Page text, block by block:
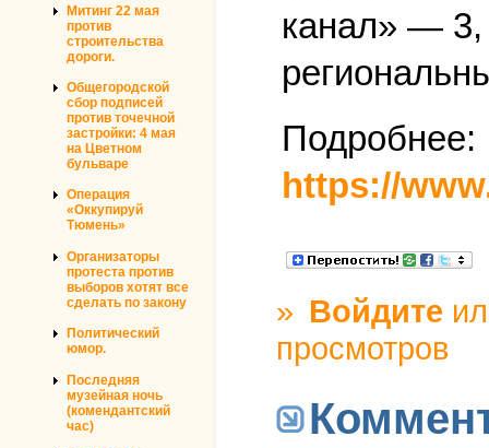
Митинг 22 мая
против
строительства
дороги.
Общегородской
сбор подписей
против точечной
застройки: 4 мая
на Цветном
бульваре
Операция
«Оккупируй
Тюмень»
Организаторы
протеста против
выборов хотят все
сделать по закону
Политический
юмор.
Последняя
музейная ночь
(комендантский
час)
канал» —
Подробнее:
https://
» Войдите
просмотров